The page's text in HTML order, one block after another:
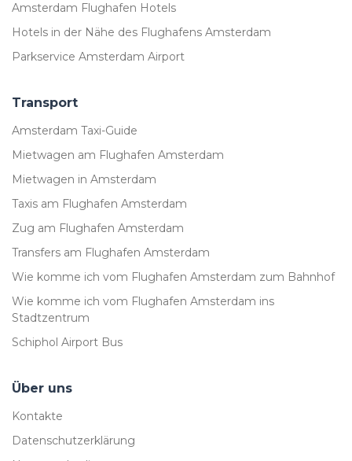
Amsterdam Flughafen Hotels
Hotels in der Nähe des Flughafens Amsterdam
Parkservice Amsterdam Airport
Transport
Amsterdam Taxi-Guide
Mietwagen am Flughafen Amsterdam
Mietwagen in Amsterdam
Taxis am Flughafen Amsterdam
Zug am Flughafen Amsterdam
Transfers am Flughafen Amsterdam
Wie komme ich vom Flughafen Amsterdam zum Bahnhof
Wie komme ich vom Flughafen Amsterdam ins
Stadtzentrum
Schiphol Airport Bus
Über uns
Kontakte
Datenschutzerklärung